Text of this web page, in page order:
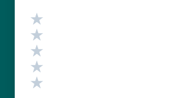
Valutazione